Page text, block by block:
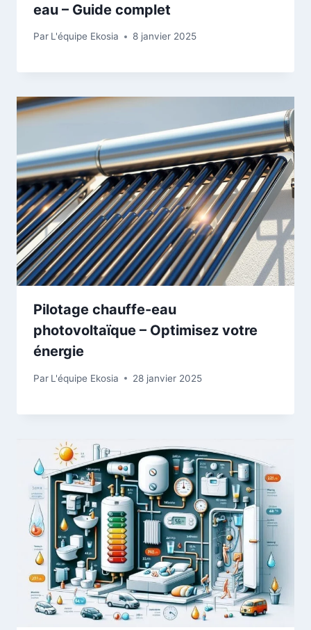
eau – Guide complet
Par L'équipe Ekosia 8 janvier 2025
Pilotage chauffe-eau
photovoltaïque – Optimisez votre
énergie
Par L'équipe Ekosia 28 janvier 2025